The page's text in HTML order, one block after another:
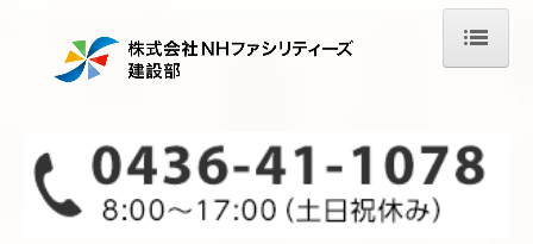
リフォーム
新築・増改築